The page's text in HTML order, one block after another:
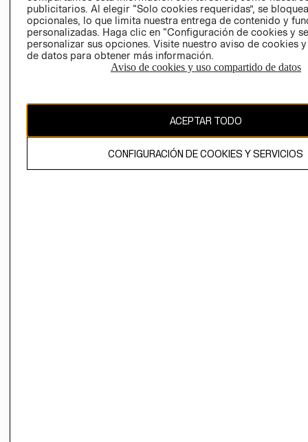
Uruguay ($U)
El contenido de esta página web está protegido por copyright y es
propiedad de H&M Hennes & Mauritz AB.
publicitarios. Al elegir “Solo cookies requeridas”, se
opcionales, lo que limita nuestra entrega de contenido y
personalizadas. Haga clic en “Configuración de cookies y
personalizar sus opciones. Visite nuestro aviso de cookies
de datos para obtener más información.
Aviso de cookies y uso compartido de datos
ACEPTAR TODO
CONFIGURACIÓN DE COOKIES Y SERVICIOS